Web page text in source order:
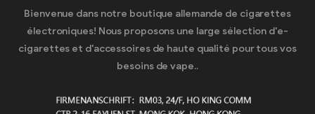
Bienvenue dans notre boutique allemande de cigarettes
électroniques! Nous proposons une large sélection d'e-
cigarettes et d'accessoires de haute qualité pour tous vos
besoins de vape..